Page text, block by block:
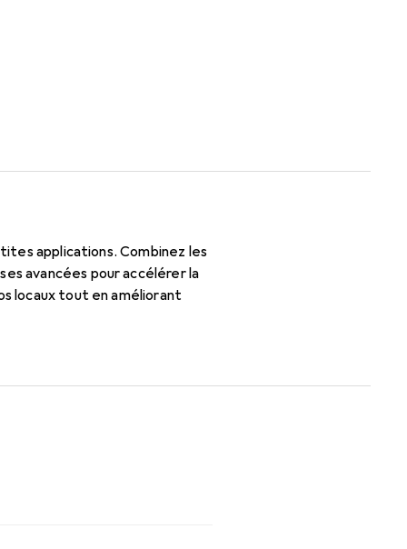
applications. Combinez les
avancées pour accélérer la
locaux tout en améliorant